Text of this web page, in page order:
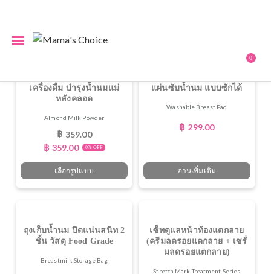
0
เครื่องดื่ม บำรุงน้ำนมแม่
หลังคลอด
Almond Milk Powder
฿ 359.00
฿ 359.00 0% OFF
เลือกรูปแบบ
แผ่นซับน้ำนม แบบซักได้
Washable Breast Pad
฿ 299.00
อ่านเพิ่มเติม
ถุงเก็บน้ำนม ปิดแน่นสนิท 2
ชั้น วัสดุ Food Grade
Breastmilk Storage Bag
เซ็ทดูแลหน้าท้องแตกลาย
(ครีมลดรอยแตกลาย + เซรั่
มลดรอยแตกลาย)
Stretch Mark Treatment Series